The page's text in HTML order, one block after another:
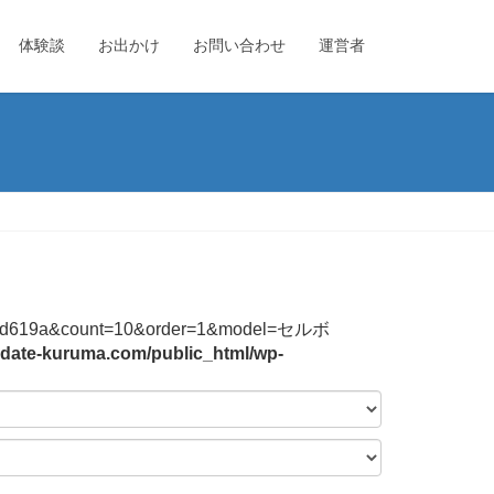
体験談 お出かけ お問い合わせ 運営者
セルボ
kuruma.com/public_html/wp-